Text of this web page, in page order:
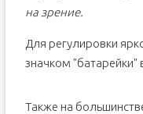
на зрение.
Для регулировки
значком
Также на